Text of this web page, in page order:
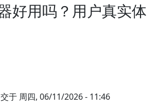
好用吗？用户真实体
于 周四, 06/11/2026 - 11:46